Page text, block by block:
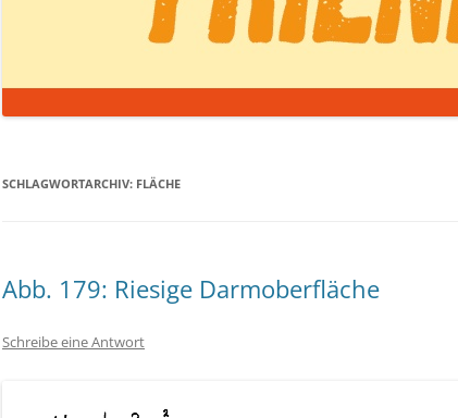
SCHLAGWORTARCHIV: FLÄCHE
Abb. 179: Riesige Darmoberfläche
Schreibe eine Antwort